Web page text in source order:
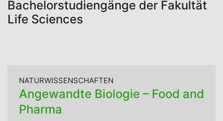
Bachelorstudiengänge der Fakultät
Life Sciences
NATURWISSENSCHAFTEN
Angewandte Biologie – Food and
Pharma